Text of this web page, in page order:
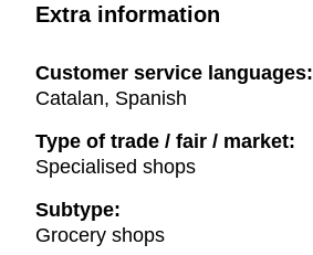
Extra information
Customer service languages:
Catalan, Spanish
Type of trade / fair / market:
Specialised shops
Subtype:
Grocery shops